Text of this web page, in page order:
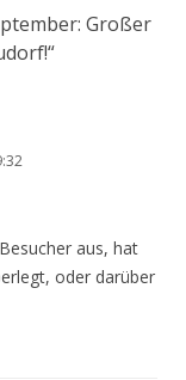
Großer
“
aus, hat
oder darüber